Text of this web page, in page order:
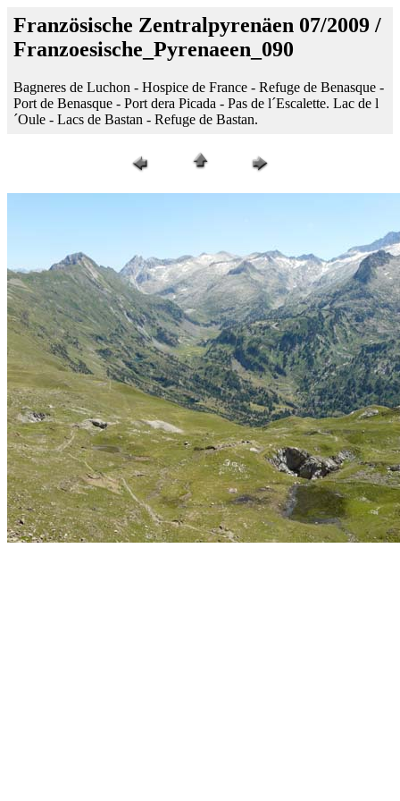
Französische Zentralpyrenäen 07/2009 /
Franzoesische_Pyrenaeen_090
Bagneres de Luchon - Hospice de France - Refuge de Benasque -
Port de Benasque - Port dera Picada - Pas de l´Escalette. Lac de l
´Oule - Lacs de Bastan - Refuge de Bastan.